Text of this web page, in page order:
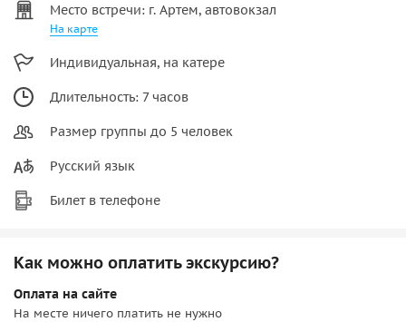
Место встречи: г. Артем, автовокзал
На карте
Индивидуальная, на катере
Длительность: 7 часов
Размер группы до 5 человек
Русский язык
Билет в телефоне
Как можно оплатить экскурсию?
Оплата на сайте
На месте ничего платить не нужно